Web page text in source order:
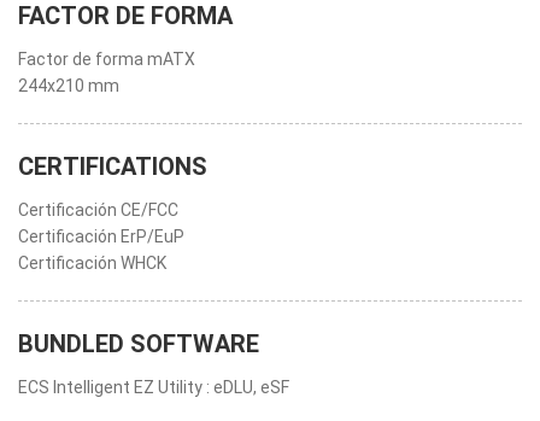
FACTOR DE FORMA
Factor de forma mATX
244x210 mm
CERTIFICATIONS
Certificación CE/FCC
Certificación ErP/EuP
Certificación WHCK
BUNDLED SOFTWARE
ECS Intelligent EZ Utility : eDLU, eSF